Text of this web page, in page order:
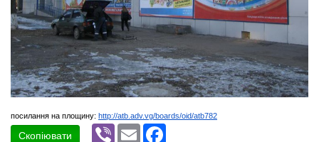
посилання на площину: http://atb.adv.vg/boards/oid/atb782
Скопіювати
Viber Email